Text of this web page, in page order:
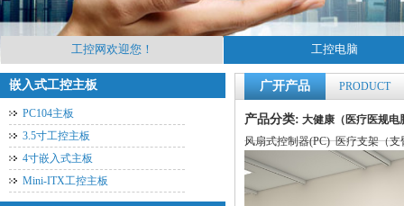
工控网欢迎您！ 工控电脑
嵌入式工控主板
PC104主板
3.5寸工控主板
4寸嵌入式主板
Mini-ITX工控主板
广开产品 PRODUCT
产品分类: 大健康（医疗医规电
风扇式控制器(PC) 医疗支架（支